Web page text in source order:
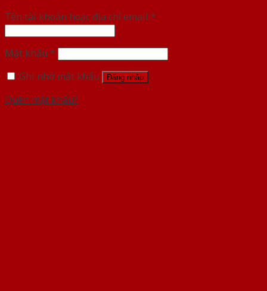
Tên tài khoản hoặc địa chỉ email *
Mật khẩu *
Ghi nhớ mật khẩu
Đăng nhập
Quên mật khẩu?